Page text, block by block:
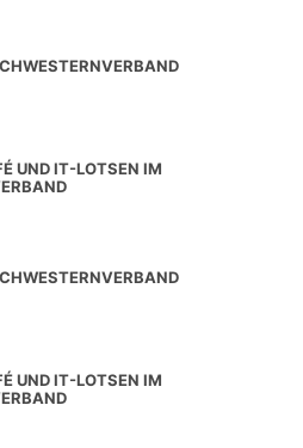
UND IT-LOTSEN IM
UND IT-LOTSEN IM